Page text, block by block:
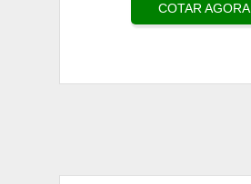
COTAR AGORA